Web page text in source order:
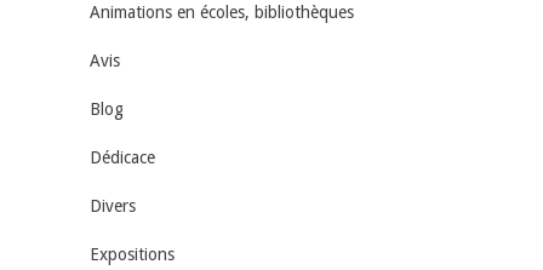
Animations en écoles, bibliothèques
Avis
Blog
Dédicace
Divers
Expositions